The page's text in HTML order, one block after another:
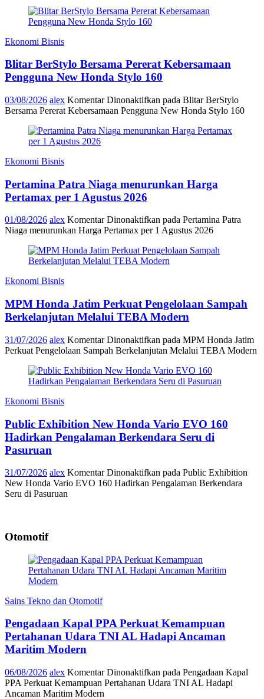
Ekonomi Bisnis
Blitar BerStylo Bersama Pererat Kebersamaan
Pengguna New Honda Stylo 160
03/08/2026 alex Komentar Dinonaktifkan pada Blitar BerStylo
Bersama Pererat Kebersamaan Pengguna New Honda Stylo 160
Ekonomi Bisnis
Pertamina Patra Niaga menurunkan Harga
Pertamax per 1 Agustus 2026
01/08/2026 alex Komentar Dinonaktifkan pada Pertamina Patra
Niaga menurunkan Harga Pertamax per 1 Agustus 2026
Ekonomi Bisnis
MPM Honda Jatim Perkuat Pengelolaan Sampah
Berkelanjutan Melalui TEBA Modern
31/07/2026 alex Komentar Dinonaktifkan pada MPM Honda Jatim
Perkuat Pengelolaan Sampah Berkelanjutan Melalui TEBA Modern
Ekonomi Bisnis
Public Exhibition New Honda Vario EVO 160
Hadirkan Pengalaman Berkendara Seru di
Pasuruan
31/07/2026 alex Komentar Dinonaktifkan pada Public Exhibition
New Honda Vario EVO 160 Hadirkan Pengalaman Berkendara
Seru di Pasuruan
Otomotif
Sains Tekno dan Otomotif
Pengadaan Kapal PPA Perkuat Kemampuan
Pertahanan Udara TNI AL Hadapi Ancaman
Maritim Modern
06/08/2026 alex Komentar Dinonaktifkan pada Pengadaan Kapal
PPA Perkuat Kemampuan Pertahanan Udara TNI AL Hadapi
Ancaman Maritim Modern